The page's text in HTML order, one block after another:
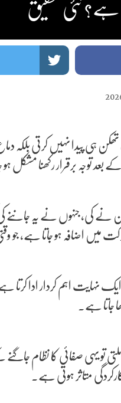
ہے؟ نئی تحقیق
پیدا نہیں کرتی بلکہ دماغ
برقرار رکھنا مشکل ہو
کی، جنہوں نے یہ جاننے کی
ہو جاتا ہے، جو وقتی طور
ایک نہایت اہم کردار ادا
جاتا ہے۔
ملتی تو یہی صفائی کا
متاثر ہوتی ہے۔